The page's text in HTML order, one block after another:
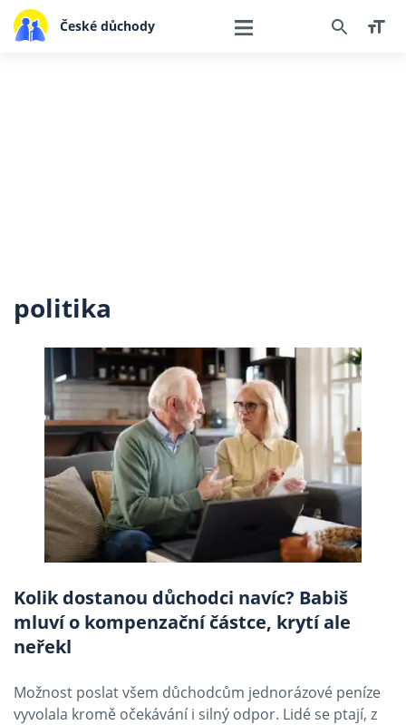
České důchody
politika
Kolik dostanou důchodci navíc? Babiš
mluví o kompenzační částce, krytí ale
neřekl
Možnost poslat všem důchodcům jednorázové peníze
vyvolala kromě očekávání i silný odpor. Lidé se ptají, z